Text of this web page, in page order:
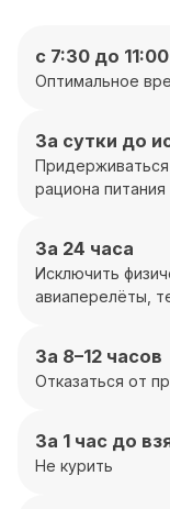
с 7:30 до 11:00
Оптимальное
За сутки до
рациона питания
За 24 часа
Исключить
авиаперелёты,
За 8–12 часов
Отказаться от
За 1 час до
Не курить